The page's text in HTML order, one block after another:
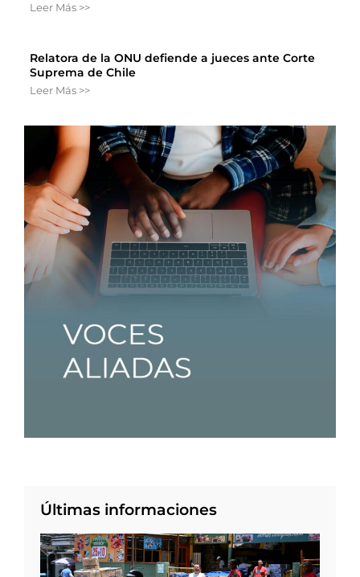
Leer Más >>
Relatora de la ONU defiende a jueces ante Corte
Suprema de Chile
Leer Más >>
Últimas informaciones